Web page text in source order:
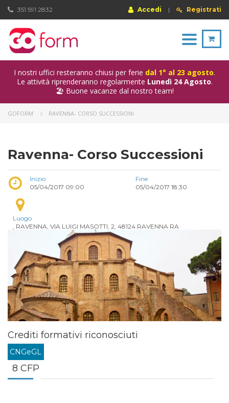
Accedi | Registrati
351 591 2832
Toggle
navigation
I nostri uffici resteranno chiusi per ferie dal 1° al 23 agosto.
Le attività riprenderanno regolarmente Lunedì 24 Agosto.
🏖️ Buone vacanze dal nostro team!
GOFORM RAVENNA- CORSO SUCCESSIONI
Ravenna- Corso Successioni
Inizio
05/04/2017 09:00
Fine
05/04/2017 18:30
Luogo
, RAVENNA, VIA LUIGI MASOTTI, 2, 48124 RAVENNA RA
Crediti formativi riconosciuti
CNGeGL
8 CFP